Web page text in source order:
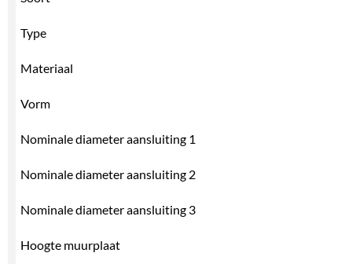
Type
Materiaal
Vorm
Nominale diameter aansluiting 1
Nominale diameter aansluiting 2
Nominale diameter aansluiting 3
Hoogte muurplaat